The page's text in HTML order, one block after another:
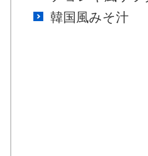
韓国風みそ汁